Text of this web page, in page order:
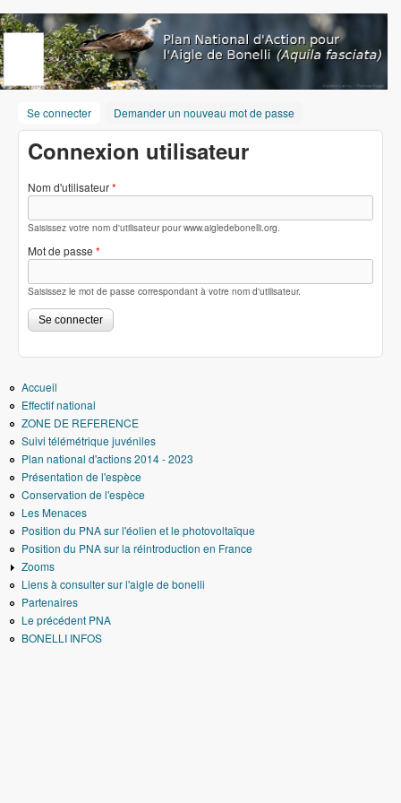
Aller au contenu principal
www.aigledebonelli.org
Se connecter (onglet actif)
Demander un nouveau mot de passe
Connexion utilisateur
Nom d'utilisateur*
Saisissez votre nom d'utilisateur pour www.aigledebonelli.org.
Mot de passe *
Saisissez le mot de passe correspondant à votre nom d'utilisateur.
Accueil
Effectif national
ZONE DE REFERENCE
Suivi télémétrique juvéniles
Plan national d'actions 2014 - 2023
Présentation de l'espèce
Conservation de l'espèce
Les Menaces
Position du PNA sur l'éolien et le photovoltaïque
Position du PNA sur la réintroduction en France
Zooms
Liens à consulter sur l'aigle de bonelli
Partenaires
Le précédent PNA
BONELLI INFOS